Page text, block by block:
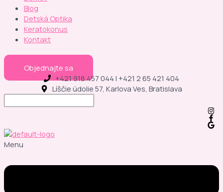
Blog
Detská Optika
Keratokonus
Kontakt
Objednajte sa
+421 918 457 044 | +421 2 65 421 404
Líščie údolie 57, Karlova Ves, Bratislava
Menu